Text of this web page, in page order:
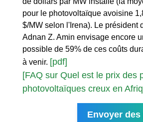
pour le photovoltaïque avoisine
$/MW selon l'Irena). Le président
Adnan Z. Amin envisage encore
possible de 59% de ces coûts
à venir. [pdf]
[FAQ sur Quel est le prix des
photovoltaïques creux en
Envoyer des